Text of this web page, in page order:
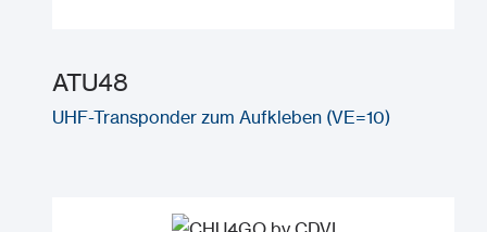
ATU48
UHF-Transponder zum Aufkleben (VE=10)